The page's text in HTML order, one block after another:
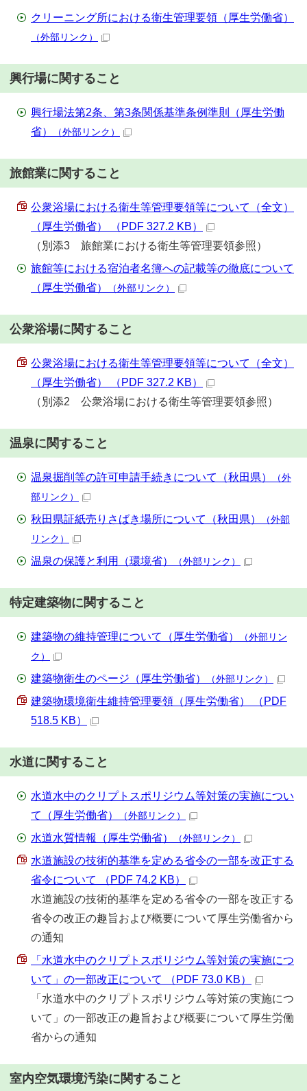
クリーニング所における衛生管理要領（厚生労働省）
（外部リンク）
興行場に関すること
興行場法第2条、第3条関係基準条例準則（厚生労働
省）
（外部リンク）
旅館業に関すること
公衆浴場における衛生等管理要領等について（全文）
（厚生労働省） （PDF 327.2 KB）
（別添3 旅館業における衛生等管理要領参照）
旅館等における宿泊者名簿への記載等の徹底について
（厚生労働省）
（外部リンク）
公衆浴場に関すること
公衆浴場における衛生等管理要領等について（全文）
（厚生労働省） （PDF 327.2 KB）
（別添2 公衆浴場における衛生等管理要領参照）
温泉に関すること
温泉掘削等の許可申請手続きについて（秋田県）
（外
部リンク）
秋田県証紙売りさばき場所について（秋田県）
（外部
リンク）
温泉の保護と利用（環境省） （外部リンク）
特定建築物に関すること
建築物の維持管理について（厚生労働省）
（外部リン
ク）
建築物衛生のページ（厚生労働省） （外部リンク）
建築物環境衛生維持管理要領（厚生労働省） （PDF
518.5 KB）
水道に関すること
水道水中のクリプトスポリジウム等対策の実施につい
て（厚生労働省）
（外部リンク）
水道水質情報（厚生労働省） （外部リンク）
水道施設の技術的基準を定める省令の一部を改正する
省令について （PDF 74.2 KB）
水道施設の技術的基準を定める省令の一部を改正する
省令の改正の趣旨および概要について厚生労働省から
の通知
「水道水中のクリプトスポリジウム等対策の実施につ
いて」の一部改正について （PDF 73.0 KB）
「水道水中のクリプトスポリジウム等対策の実施につ
いて」の一部改正の趣旨および概要について厚生労働
省からの通知
室内空気環境汚染に関すること